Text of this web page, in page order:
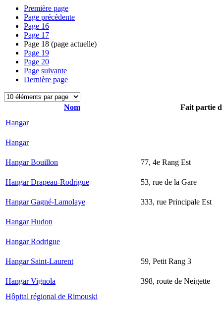
Première page
Page précédente
Page 16
Page 17
Page 18 (page actuelle)
Page 19
Page 20
Page suivante
Dernière page
Nom
Fait partie
Hangar
Hangar
Hangar Bouillon 77, 4e Rang Est
Hangar Drapeau-Rodrigue 53, rue de la Gare
Hangar Gagné-Lamolaye 333, rue Principale Est
Hangar Hudon
Hangar Rodrigue
Hangar Saint-Laurent 59, Petit Rang 3
Hangar Vignola
398, route de Neigette
Hôpital régional de Rimouski